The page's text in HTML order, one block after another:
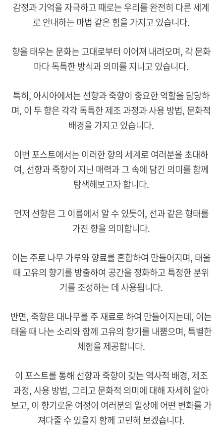
감정과 기억을 자극하고 때로는 우리를 완전히 다른 세계
로 안내하는 마법 같은 힘을 가지고 있습니다.
향을 태우는 문화는 고대로부터 이어져 내려오며, 각 문화
마다 독특한 방식과 의미를 지니고 있습니다.
특히, 아시아에서는 선향과 죽향이 중요한 역할을 담당하
며, 이 두 향은 각각 독특한 제조 과정과 사용 방법, 문화적
배경을 가지고 있습니다.
이번 포스트에서는 이러한 향의 세계로 여러분을 초대하
여, 선향과 죽향이 지닌 매력과 그 속에 담긴 의미를 함께
탐색해보고자 합니다.
먼저 선향은 그 이름에서 알 수 있듯이, 선과 같은 형태를
가진 향을 의미합니다.
이는 주로 나무 가루와 향료를 혼합하여 만들어지며, 태울
때 고유의 향기를 방출하여 공간을 정화하고 특정한 분위
기를 조성하는 데 사용됩니다.
반면, 죽향은 대나무를 주 재료로 하여 만들어지는데, 이는
태울 때 나는 소리와 함께 고유의 향기를 내뿜으며, 특별한
체험을 제공합니다.
이 포스트를 통해 선향과 죽향이 갖는 역사적 배경, 제조
과정, 사용 방법, 그리고 문화적 의미에 대해 자세히 알아
보고, 이 향기로운 여정이 여러분의 일상에 어떤 변화를 가
져다줄 수 있을지 함께 고민해 보겠습니다.